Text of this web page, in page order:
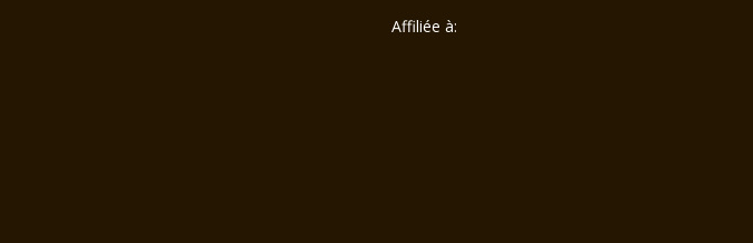
Affiliée à: